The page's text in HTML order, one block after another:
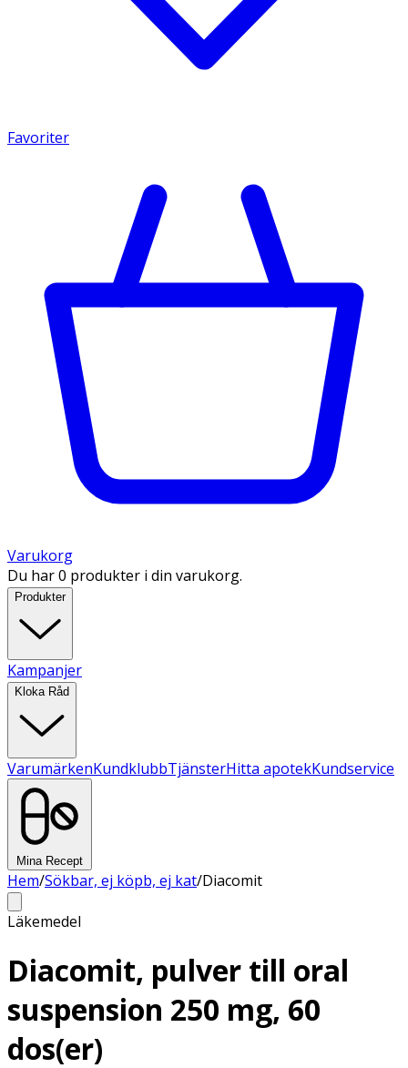
Favoriter
Varukorg
Du har 0 produkter i din varukorg.
Produkter
Kampanjer
Kloka Råd
VarumärkenKundklubbTjänsterHitta apotekKundservice
Mina Recept
Hem/Sökbar, ej köpb, ej kat/Diacomit
Läkemedel
Diacomit, pulver till oral
suspension 250 mg, 60
dos(er)